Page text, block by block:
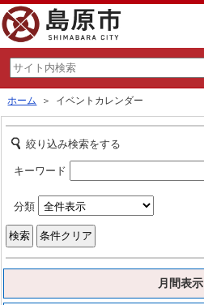
ホーム ＞ イベントカレンダー
絞り込み検索をする
キーワード
分類
月間表示